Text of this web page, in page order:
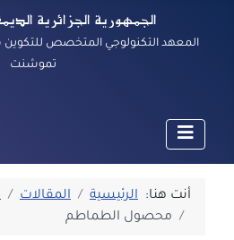
الجمهورية الجزائرية
المعهد التكنولوجي المتخصص للتكوين
تموشنت
أنت هنا: الرئيسية المقالات
محصول الطماطم